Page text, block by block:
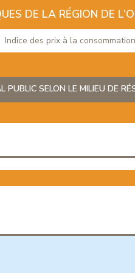
DE LA RÉGION DE
des prix à la consommation
SELON LE MILIEU DE